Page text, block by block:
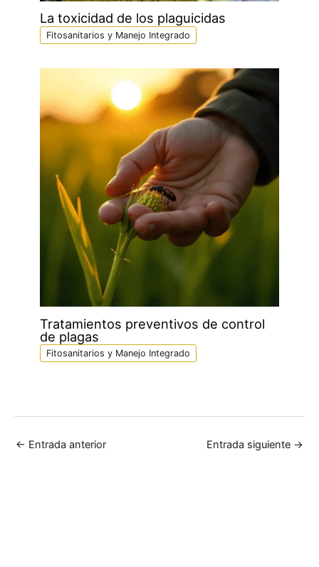
La toxicidad de los plaguicidas
Fitosanitarios y Manejo Integrado
Tratamientos preventivos de control
de plagas
Fitosanitarios y Manejo Integrado
← Entrada anterior Entrada siguiente →